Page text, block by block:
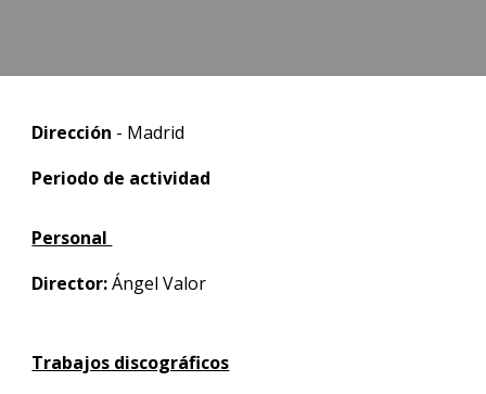
Dirección - Madrid
Periodo de actividad
Personal
Director:Ángel Valor
Trabajos discográficos